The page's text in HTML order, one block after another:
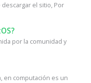
el sitio, Por
por la comunidad y
en computación es un